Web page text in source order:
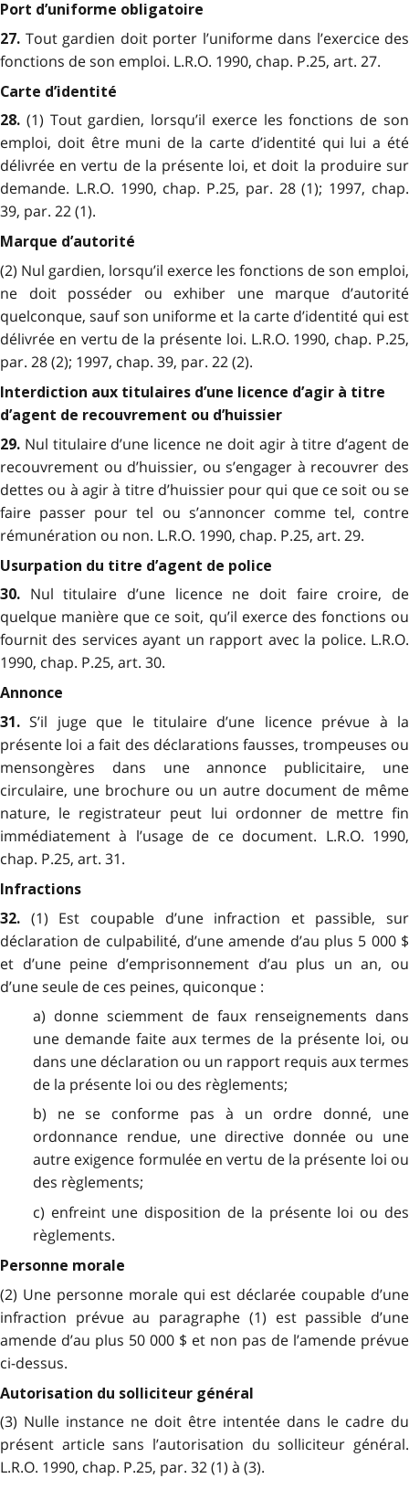
Port d’uniforme obligatoire
27. Tout gardien doit porter l’uniforme dans l’exercice des
fonctions de son emploi. L.R.O. 1990, chap. P.25, art. 27.
Carte d’identité
28. (1) Tout gardien, lorsqu’il exerce les fonctions de son
emploi, doit être muni de la carte d’identité qui lui a été
délivrée en vertu de la présente loi, et doit la produire sur
demande. L.R.O. 1990, chap. P.25, par. 28 (1); 1997, chap.
39, par. 22 (1).
Marque d’autorité
(2) Nul gardien, lorsqu’il exerce les fonctions de son emploi,
ne doit posséder ou exhiber une marque d’autorité
quelconque, sauf son uniforme et la carte d’identité qui est
délivrée en vertu de la présente loi. L.R.O. 1990, chap. P.25,
par. 28 (2); 1997, chap. 39, par. 22 (2).
Interdiction aux titulaires d’une licence d’agir à titre
d’agent de recouvrement ou d’huissier
29. Nul titulaire d’une licence ne doit agir à titre d’agent de
recouvrement ou d’huissier, ou s’engager à recouvrer des
dettes ou à agir à titre d’huissier pour qui que ce soit ou se
faire passer pour tel ou s’annoncer comme tel, contre
rémunération ou non. L.R.O. 1990, chap. P.25, art. 29.
Usurpation du titre d’agent de police
30. Nul titulaire d’une licence ne doit faire croire, de
quelque manière que ce soit, qu’il exerce des fonctions ou
fournit des services ayant un rapport avec la police. L.R.O.
1990, chap. P.25, art. 30.
Annonce
31.S’il juge que le titulaire d’une licence prévue à la
présente loi a fait des déclarations fausses, trompeuses ou
mensongères dans une annonce publicitaire, une
circulaire, une brochure ou un autre document de même
nature, le registrateur peut lui ordonner de mettre fin
immédiatement à l’usage de ce document. L.R.O. 1990,
chap. P.25, art. 31.
Infractions
32. (1) Est coupable d’une infraction et passible, sur
déclaration de culpabilité, d’une amende d’au plus 5 000 $
et d’une peine d’emprisonnement d’au plus un an, ou
d’une seule de ces peines, quiconque :
a) donne sciemment de faux renseignements dans
une demande faite aux termes de la présente loi, ou
dans une déclaration ou un rapport requis aux termes
de la présente loi ou des règlements;
b) ne se conforme pas à un ordre donné, une
ordonnance rendue, une directive donnée ou une
autre exigence formulée en vertu de la présente loi ou
des règlements;
c) enfreint une disposition de la présente loi ou des
règlements.
Personne morale
(2) Une personne morale qui est déclarée coupable d’une
infraction prévue au paragraphe (1) est passible d’une
amende d’au plus 50 000 $ et non pas de l’amende prévue
ci-dessus.
Autorisation du solliciteur général
(3) Nulle instance ne doit être intentée dans le cadre du
présent article sans l’autorisation du solliciteur général.
L.R.O. 1990, chap. P.25, par. 32 (1) à (3).